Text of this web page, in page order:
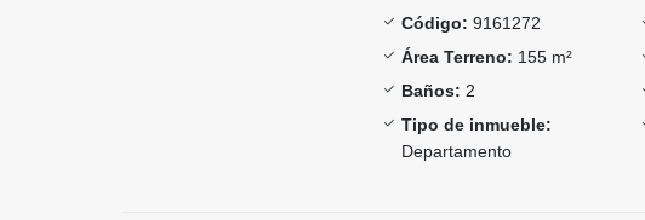
Código: 9161272
Área Terreno: 155 m²
Baños: 2
Tipo de inmueble:
Departamento